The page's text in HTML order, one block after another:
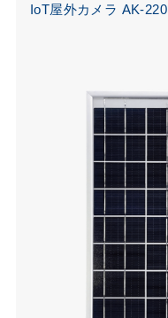
IoT屋外カメラ AK-220